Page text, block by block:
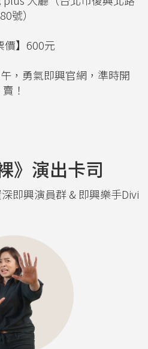
號）
】600元
，勇氣即興官網，準時開
賣！
》演出卡司
即興演員群 & 即興樂手Divi